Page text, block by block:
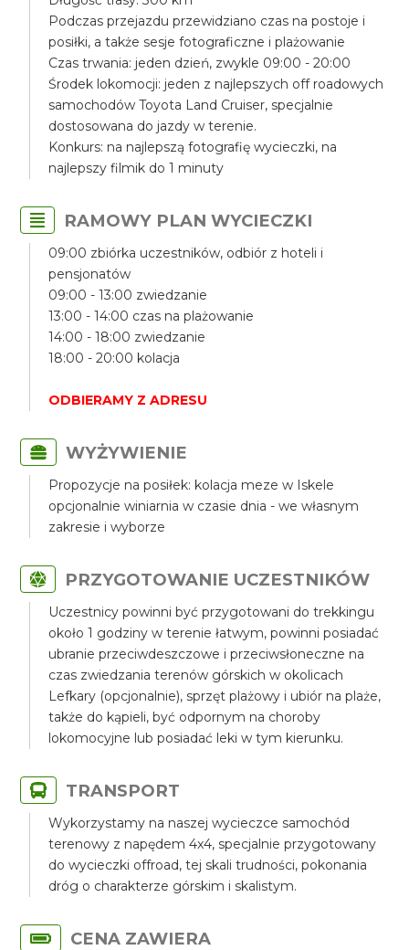
Podczas przejazdu przewidziano czas na postoje i
posiłki, a także sesje fotograficzne i plażowanie
Czas trwania: jeden dzień, zwykle 09:00 - 20:00
Środek lokomocji: jeden z najlepszych off roadowych
samochodów Toyota Land Cruiser, specjalnie
dostosowana do jazdy w terenie.
Konkurs: na najlepszą fotografię wycieczki, na
najlepszy filmik do 1 minuty
RAMOWY PLAN WYCIECZKI
09:00 zbiórka uczestników, odbiór z hoteli i
pensjonatów
09:00 - 13:00 zwiedzanie
13:00 - 14:00 czas na plażowanie
14:00 - 18:00 zwiedzanie
18:00 - 20:00 kolacja
ODBIERAMY Z ADRESU
WYŻYWIENIE
Propozycje na posiłek: kolacja meze w Iskele
opcjonalnie winiarnia w czasie dnia - we własnym
zakresie i wyborze
PRZYGOTOWANIE UCZESTNIKÓW
Uczestnicy powinni być przygotowani do trekkingu
około 1 godziny w terenie łatwym, powinni posiadać
ubranie przeciwdeszczowe i przeciwsłoneczne na
czas zwiedzania terenów górskich w okolicach
Lefkary (opcjonalnie), sprzęt plażowy i ubiór na plaże,
także do kąpieli, być odpornym na choroby
lokomocyjne lub posiadać leki w tym kierunku.
TRANSPORT
Wykorzystamy na naszej wycieczce samochód
terenowy z napędem 4x4, specjalnie przygotowany
do wycieczki offroad, tej skali trudności, pokonania
dróg o charakterze górskim i skalistym.
CENA ZAWIERA